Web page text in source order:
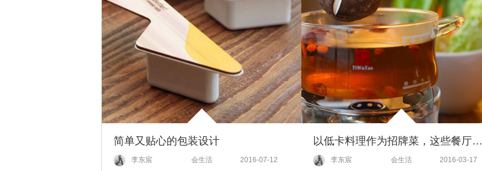
简单又贴心的包装设计
李东宸 会生活 2016-07-12
以低卡料理作为招牌菜，这些餐厅让你勇敢约饭！越吃越美丽~
李东宸 会生活 2016-03-17